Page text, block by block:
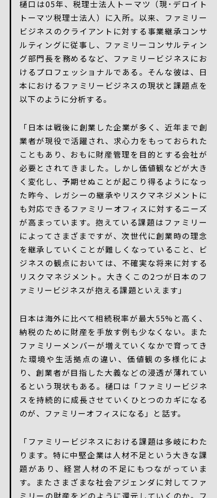
樋口は05年、税理士法人トーマツ（現･デロイト
トーマツ税理士法人）に入所。以来、ファミリー
ビジネスのクライアントに対する事業継承コンサ
ルティングに従事し、ファミリーコンサルティン
グ部門長を務めるなど、ファミリービジネスにお
けるプロフェッショナルである。そんな彼は、日
本におけるファミリービジネスの現状と課題点を
以下のように分析する。
「日本は戦後に創業した企業が多く、近年まで創
業者が現役で活躍され、求心力をもっておられた
こともあり、おもに財産管理を目的とする会社が
必要とされてきました。しかし価値観などが大き
く変化し、予期せぬことが起こり得るようになっ
た昨今、レガシーの継承やリスクマネジメントに
も対応できるファミリーオフィスに対するニーズ
が高まっています。抱えている課題はファミリー
によってさまざまですが、次世代に創業時の理念
を継承していくことが難しくなっていること、ビ
ジネスの観点においては、不確実な将来に対する
リスクマネジメント。大きくこの2つが日本のフ
ァミリービジネスが抱える課題といえます」
日本は海外に比べて相続税率が最大55%と高く、
納税のために財産を手放す例も少なくない。また
ファミリーメンバーが増えていくなかで育ってき
た環境や生活拠点の違い、価値観の多様化によ
り、創業者が目指した大義などの浸透が薄れてい
るという現状もある。樋口は「ファミリービジネ
スを持続的に成長させていくひとつのカギになる
のが、ファミリーオフィスになる」と話す。
「ファミリービジネスにおける課題は多岐にわた
ります。特に中堅企業は人材不足という大きな課
題があり、経営人材の不足にもつながっていま
す。またさまざまな社会アジェンダに対してファ
ミリーの財産をどのように還元していくのか。フ